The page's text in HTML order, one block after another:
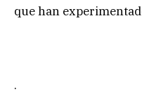
que han
.